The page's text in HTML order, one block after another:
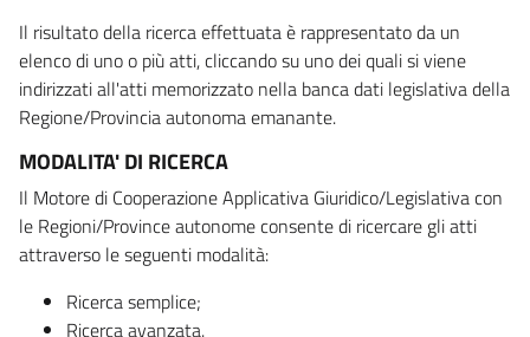
Il risultato della ricerca effettuata è rappresentato da un
elenco di uno o più atti, cliccando su uno dei quali si viene
indirizzati all'atti memorizzato nella banca dati legislativa della
Regione/Provincia autonoma emanante.
MODALITA' DI RICERCA
Il Motore di Cooperazione Applicativa Giuridico/Legislativa con
le Regioni/Province autonome consente di ricercare gli atti
attraverso le seguenti modalità:
Ricerca semplice;
Ricerca avanzata.